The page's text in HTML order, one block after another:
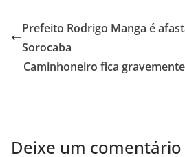
b
o
k
s
p
p
e
n
g
m
Prefeito Rodrigo Manga é
Sorocaba
Caminhoneiro fica
Deixe um comentário